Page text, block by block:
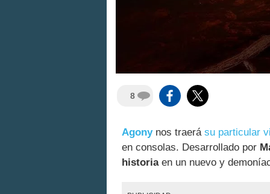
8
Agonynos traerá su particular
en consolas. Desarrollado por
historiaen un nuevo y